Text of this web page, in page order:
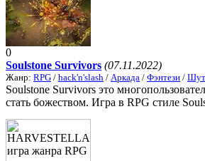
0
Soulstone Survivors (07.11.2022)
Жанр: RPG / hack'n'slash / Аркада / Фэнтези /
Soulstone Survivors это
стать божеством. Игра в RPG стиле